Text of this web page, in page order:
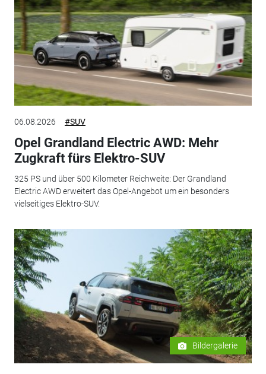
06.08.2026 #SUV
Opel Grandland Electric AWD: Mehr
Zugkraft fürs Elektro-SUV
325 PS und über 500 Kilometer Reichweite: Der Grandland
Electric AWD erweitert das Opel-Angebot um ein besonders
vielseitiges Elektro-SUV.
Bildergalerie